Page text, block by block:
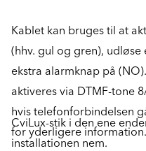
Kablet kan bruges til at
(hhv. gul og gren),
ekstra alarmknap på
aktiveres via DTMF-tone
hvis telefonforbindelsen
for yderligere information.
CviLux-stik i den ene
installationen nem.